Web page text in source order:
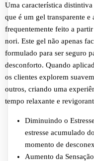
Uma característica
que é um gel transparente e
frequentemente feito a
nori. Este gel não apenas
formulado para ser seguro
desconforto. Quando
os clientes explorem
outros, criando uma
tempo relaxante e
Diminuindo o
estresse acumulado
momento de
Aumento da